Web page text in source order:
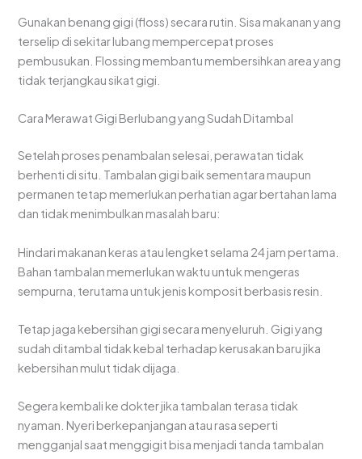
Gunakan benang gigi (floss) secara rutin. Sisa makanan yang
terselip di sekitar lubang mempercepat proses
pembusukan. Flossing membantu membersihkan area yang
tidak terjangkau sikat gigi.
Cara Merawat Gigi Berlubang yang Sudah Ditambal
Setelah proses penambalan selesai, perawatan tidak
berhenti di situ. Tambalan gigi baik sementara maupun
permanen tetap memerlukan perhatian agar bertahan lama
dan tidak menimbulkan masalah baru:
Hindari makanan keras atau lengket selama 24 jam pertama.
Bahan tambalan memerlukan waktu untuk mengeras
sempurna, terutama untuk jenis komposit berbasis resin.
Tetap jaga kebersihan gigi secara menyeluruh. Gigi yang
sudah ditambal tidak kebal terhadap kerusakan baru jika
kebersihan mulut tidak dijaga.
Segera kembali ke dokter jika tambalan terasa tidak
nyaman. Nyeri berkepanjangan atau rasa seperti
mengganjal saat menggigit bisa menjadi tanda tambalan